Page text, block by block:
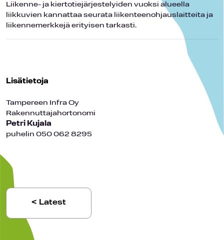
Liikenne- ja kiertotiejärjestelyiden vuoksi alueella
liikkuvien kannattaa seurata liikenteenohjauslaitteita ja
liikennemerkkejä erityisen tarkasti.
Lisätietoja
Tampereen Infra Oy
Rakennuttajahortonomi
Petri Kujala
puhelin 050 062 8295
< Latest